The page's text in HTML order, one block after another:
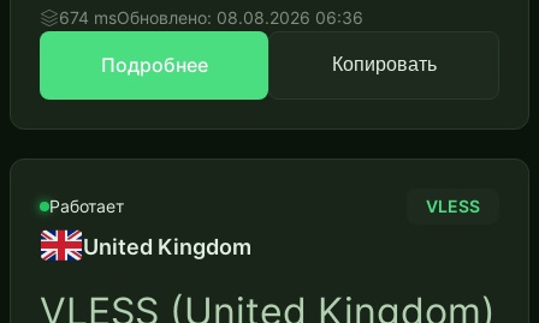
674 msОбновлено: 08.08.2026 06:36
Подробнее Копировать
Работает VLESS
United Kingdom
VLESS (United Kingdom)